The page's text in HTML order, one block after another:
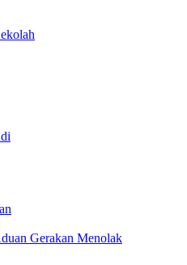
Gerakan Menolak